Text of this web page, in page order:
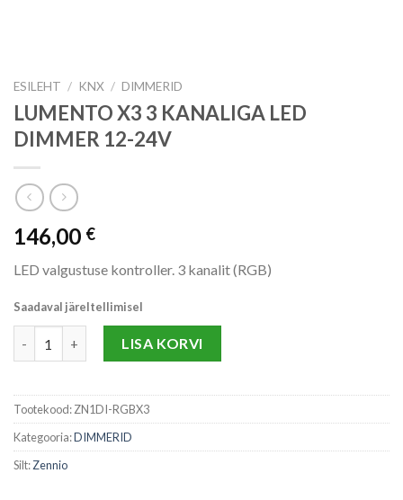
ESILEHT / KNX / DIMMERID
LUMENTO X3 3 KANALIGA LED
DIMMER 12-24V
146,00 €
LED valgustuse kontroller. 3 kanalit (RGB)
Saadaval järeltellimisel
LISA KORVI
Tootekood:ZN1DI-RGBX3
Kategooria:DIMMERID
Silt:Zennio